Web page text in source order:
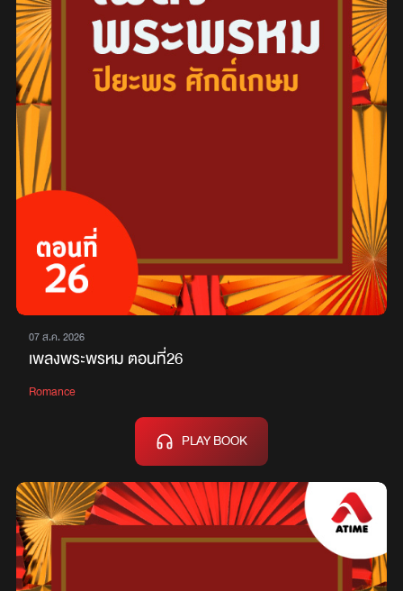
07 ส.ค. 2026
เพลงพระพรหม ตอนที่26
Romance
PLAY BOOK